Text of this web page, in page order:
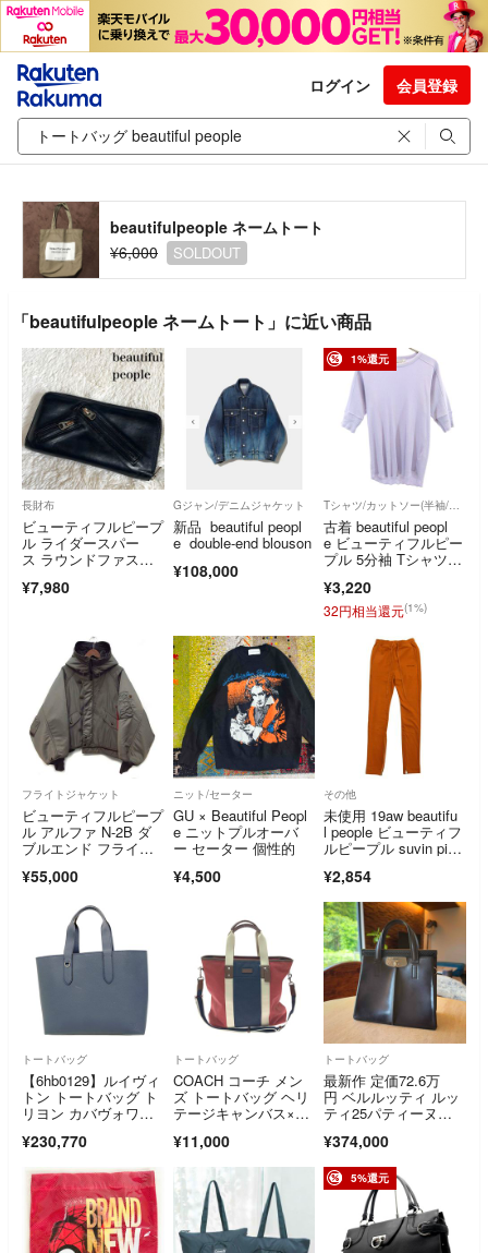
ログイン 会員登録
beautifulpeople ネームトート
¥6,000
SOLDOUT
「beautifulpeople ネームトート」に近い商品
長財布
ビューティフルピープ
ル ライダースパー
ス ラウンドファスナ
¥7,980
Gジャン/デニムジャケット
新品 beautiful peopl
e double-end blouson
¥108,000
1%還元
Tシャツ/カットソー(半袖/袖なし)
古着 beautiful peopl
e ビューティフルピー
プル 5分袖 Tシャツ 3
ONS-TOKYO ロン
T メンズ
¥3,220
32円相当還元(1%)
フライトジャケット
ビューティフルピープ
ル アルファ N-2B ダ
ブルエンド フライト
¥55,000
ニット/セーター
GU × Beautiful Peopl
e ニットプルオーバ
ー セーター 個性的
¥4,500
その他
未使用 19aw beautifu
l people ビューティフ
ルピープル suvin pim
s スウェット パンツ 3
6 オレンジ メンズ 古
着 中古 USED
¥2,854
トートバッグ
【6hb0129】ルイヴィ
トン トートバッグ ト
リヨン カバヴォワヤ
イビー【中古】メンズ
¥230,770
トートバッグ
COACH コーチ メン
ズ トートバッグ ヘリ
テージキャンバス×レ
ウトレット F70825 ネ
イビー×レッド
¥11,000
トートバッグ
最新作 定価72.6万
円 ベルルッティ ルッ
ティ25パティーヌレ
¥374,000
5%還元